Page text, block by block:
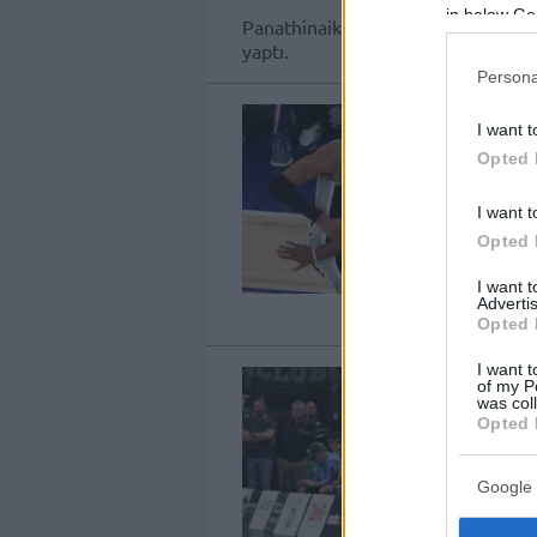
in below
I want
Opted
I want
Opted
I want
Opted
I want
of my
was
Opted
Google
Panathinaikos başkanı Dimitris
yaptı.